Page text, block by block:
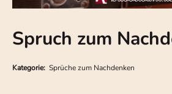
Spruch zum
Kategorie: Sprüche zum Nachdenken